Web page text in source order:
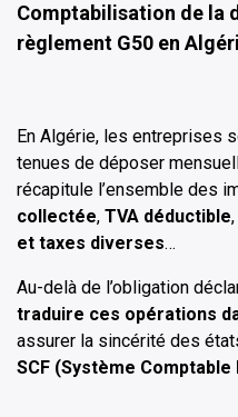
Comptabilisation de la
règlement G50 en
En Algérie, les entreprises
tenues de déposer
récapitule l’ensemble des
collectée, TVA déductible,
et taxes diverses…
Au-delà de l’obligation
traduire ces opérations
assurer la sincérité des
SCF (Système Comptable